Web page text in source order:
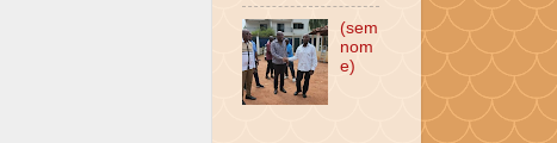
(sem
nom
e)